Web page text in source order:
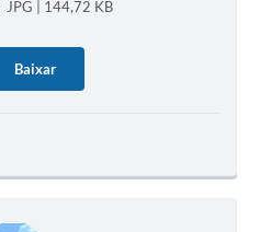
JPG | 144,72 KB
Baixar